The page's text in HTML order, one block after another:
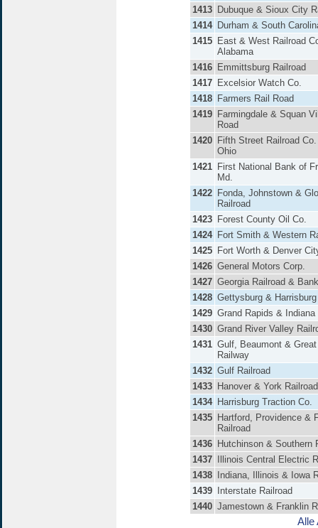
1413 Dubuque & Sioux City
1414 Durham & South
1415 East & West Railroad
Alabama
1416 Emmittsburg Railroad
1417 Excelsior Watch Co.
1418 Farmers Rail Road
1419 Farmingdale & Squan
Road
1420 Fifth Street Railroad
Ohio
1421 First National Bank of
Md.
1422 Fonda, Johnstown &
Railroad
1423 Forest County Oil Co.
1424 Fort Smith & Western
1425 Fort Worth & Denver
1426 General Motors Corp.
1427 Georgia Railroad &
1428 Gettysburg &
1429 Grand Rapids & Indiana
1430 Grand River Valley
1431 Gulf, Beaumont &
Railway
1432 Gulf Railroad
1433 Hanover & York Railroad
1434 Harrisburg Traction Co.
1435 Hartford, Providence &
Railroad
1436 Hutchinson & Southern
1437
Illinois Central Electric
1438
Indiana, Illinois & Iowa
1439
Interstate Railroad
1440 Jamestown & Franklin
Alle